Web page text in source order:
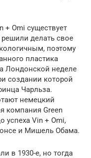
+ Omi существует
решили делать свое
поэтому
пластика
Лондонской неделе
создании которой
Чарльза.
немецкий
компания Green
успеха Vin + Omi,
и Мишель Обама.
в 1930-е, но тогда